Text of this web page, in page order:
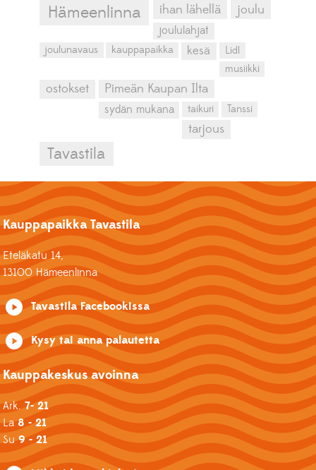
Hämeenlinna ihan lähellä joulu
joululahjat
joulunavaus kauppapaikka kesä Lidl
musiikki
ostokset Pimeän Kaupan Ilta
sydän mukana taikuri Tanssi
tarjous
Tavastila
Kauppapaikka Tavastila
Eteläkatu 14,
13100 Hämeenlinna
Tavastila Facebookissa
Kysy tai anna palautetta
Kauppakeskus avoinna
Ark.7- 21
La8 - 21
Su9 - 21